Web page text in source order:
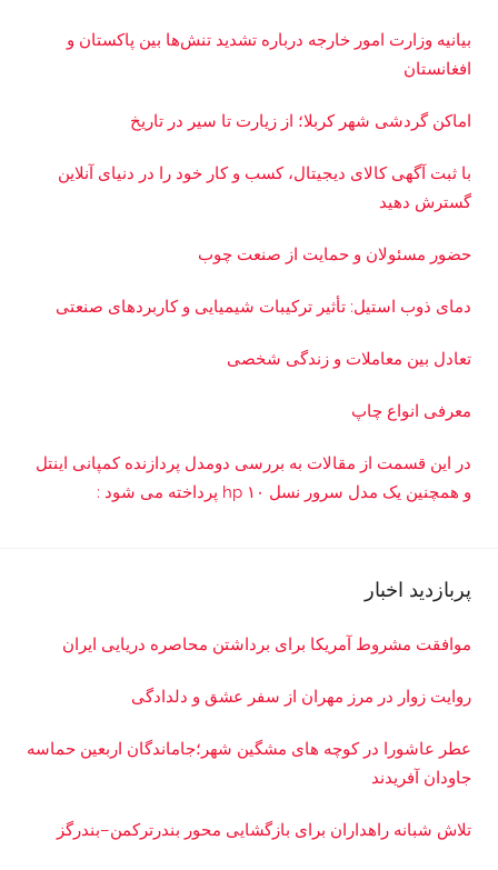
بیانیه وزارت امور خارجه درباره تشدید تنش‌ها بین پاکستان و
افغانستان
اماکن گردشی شهر کربلا؛ از زیارت تا سیر در تاریخ
با ثبت آگهی کالای دیجیتال، کسب و کار خود را در دنیای آنلاین
گسترش دهید
حضور مسئولان و حمایت از صنعت چوب
دمای ذوب استیل: تأثیر ترکیبات شیمیایی و کاربردهای صنعتی
تعادل بین معاملات و زندگی شخصی
معرفی انواع چاپ
در این قسمت از مقالات به بررسی دو‌مدل پردازنده کمپانی اینتل
و همچنین یک مدل سرور نسل ۱۰ hp پرداخته می شود :
پربازدید اخبار
موافقت مشروط آمریکا برای برداشتن محاصره دریایی ایران
روایت زوار در مرز مهران از سفر عشق و دلدادگی
عطر عاشورا در کوچه های مشگین شهر؛جاماندگان اربعین حماسه
جاودان آفریدند
تلاش شبانه راهداران برای بازگشایی محور بندرترکمن–بندرگز